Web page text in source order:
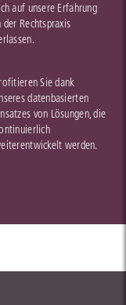
auf unsere Erfahrung
der Rechtspraxis
Sie dank
datenbasierten
von Lösungen, die
werden.